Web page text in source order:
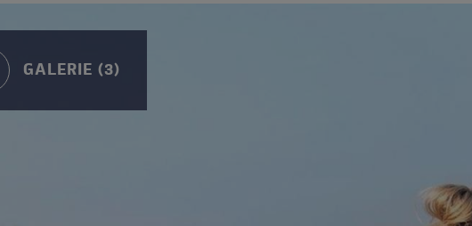
GALERIE (3)